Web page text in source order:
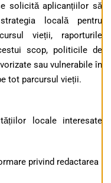
solicită aplicanțiilor să
locală pentru
vieții, raporturile
scop, politicile de
sau vulnerabile în
tot parcursul vieții.
locale interesate
privind redactarea